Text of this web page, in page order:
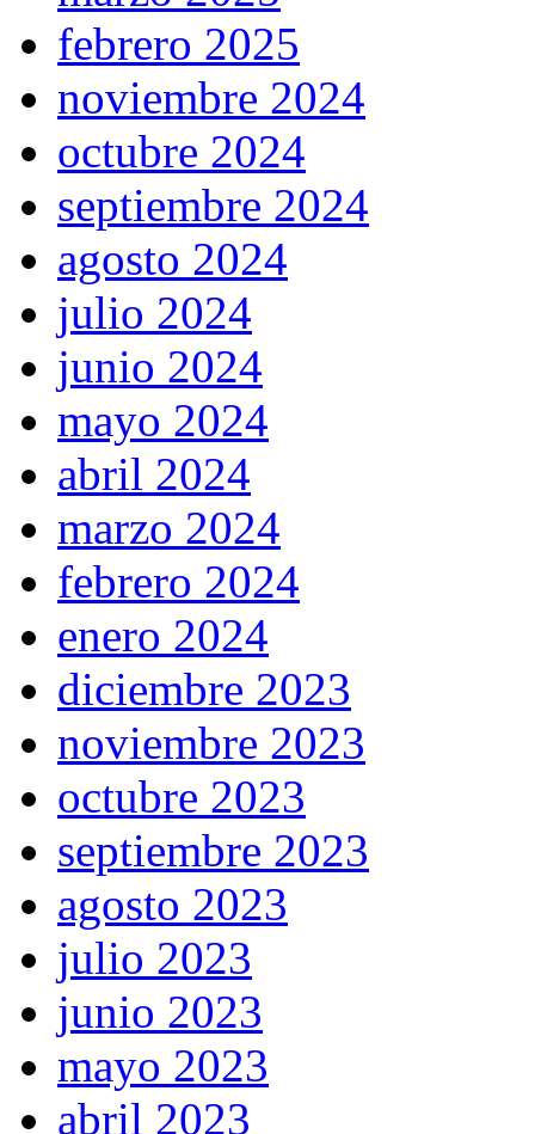
febrero 2025
noviembre 2024
octubre 2024
septiembre 2024
agosto 2024
julio 2024
junio 2024
mayo 2024
abril 2024
marzo 2024
febrero 2024
enero 2024
diciembre 2023
noviembre 2023
octubre 2023
septiembre 2023
agosto 2023
julio 2023
junio 2023
mayo 2023
abril 2023